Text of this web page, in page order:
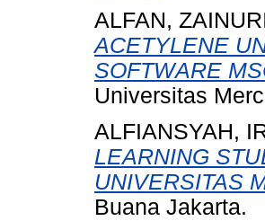
ALFAN,
ACETYLENE
SOFTWARE
Universitas
ALFIANSYAH,
LEARNING
UNIVERSITAS
Buana Jakarta.